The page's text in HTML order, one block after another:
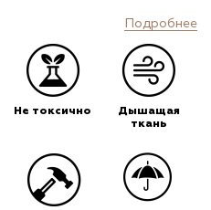
Подробнее
Не токсично
Дышащая
ткань